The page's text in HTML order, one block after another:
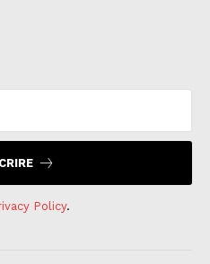
Policy.